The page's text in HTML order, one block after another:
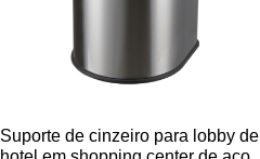
Suporte de cinzeiro para lobby de